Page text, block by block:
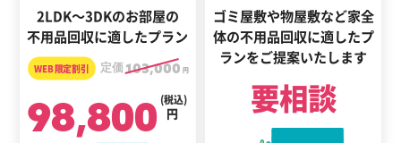
2LDK～3DKのお部屋の
不用品回収に適したプラン
定価103,000 円
98,800 円
(税込)
ゴミ屋敷や物屋敷など家全
体の不用品回収に適したプ
ランをご提案いたします
要相談